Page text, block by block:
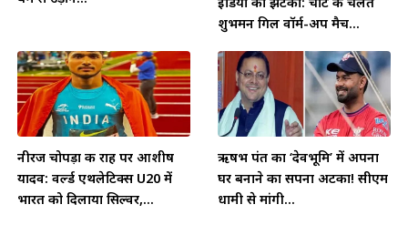
शुभमन गिल वॉर्म-अप मैच...
नीरज चोपड़ा की राह पर आशीष
यादव: वर्ल्ड एथलेटिक्स U20 में
भारत को दिलाया सिल्वर,...
ऋषभ पंत का ‘देवभूमि’ में अपना
घर बनाने का सपना अटका! सीएम
धामी से मांगी...